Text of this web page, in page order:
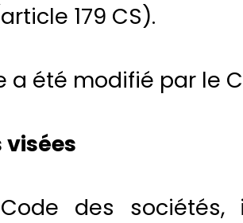
179 CS).
a été modifié par le
visées
des